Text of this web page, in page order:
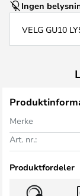
Ingen
VELG GU10
Merke
Art. nr.:
Produktfordeler